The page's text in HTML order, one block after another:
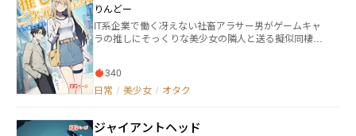
りんどー
IT系企業で働く冴えない社畜アラサー男がゲームキャ
ラの推しにそっくりな美少女の隣人と送る擬似同棲生
340
日常 / 美少女 / オタク
ジャイアントヘッド